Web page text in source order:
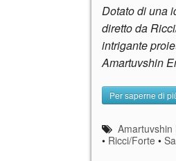
Dotato di una
diretto da
intrigante
Amartuvshin
Per saperne di
Amartuvshin
• Ricci/Forte •